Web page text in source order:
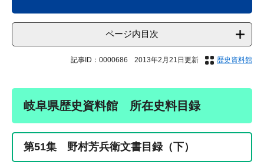
ページ内目次
記事ID：0000686 2013年2月21日更新 歴史資料館
岐阜県歴史資料館 所在史料目録
第51集 野村芳兵衛文書目録（下）